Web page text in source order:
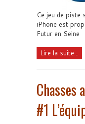
Ce jeu de piste
iPhone est
Futur en Seine
Lire la suite...
Chasses
#1